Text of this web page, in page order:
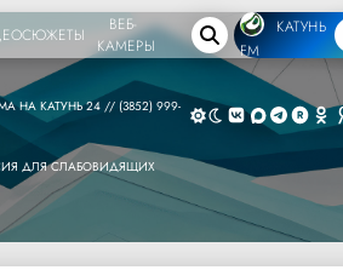
ВЕБ-
КАМЕРЫ
КАТУНЬ
FM
НА КАТУНЬ 24 // (3852) 999-
ДЛЯ СЛАБОВИДЯЩИХ